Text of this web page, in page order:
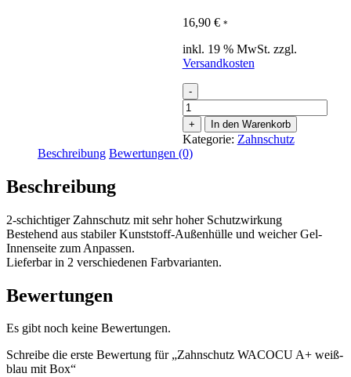
16,90 € *
inkl. 19 % MwSt. zzgl.
Versandkosten
-
Zahnschutz
WACOCU
A+
weiß-
blau
+ In den Warenkorb
Kategorie: Zahnschutz
Beschreibung Bewertungen (0)
Beschreibung
2-schichtiger Zahnschutz mit sehr hoher Schutzwirkung
Bestehend aus stabiler Kunststoff-Außenhülle und weicher Gel-
Innenseite zum Anpassen.
Lieferbar in 2 verschiedenen Farbvarianten.
Bewertungen
Es gibt noch keine Bewertungen.
Schreibe die erste Bewertung für „Zahnschutz WACOCU A+ weiß-
blau mit Box“